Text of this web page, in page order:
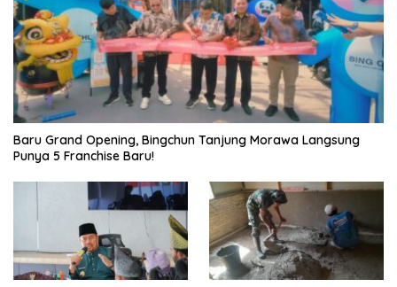
‎Baru Grand Opening, Bingchun Tanjung Morawa Langsung
Punya 5 Franchise Baru!